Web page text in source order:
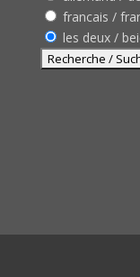
francais /
les deux /